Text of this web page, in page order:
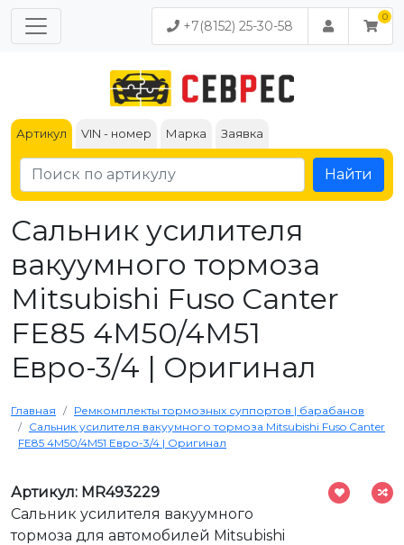
+7(8152) 25-30-58
Артикул VIN - номер Марка Заявка
Найти
Сальник усилителя
вакуумного тормоза
Mitsubishi Fuso Canter
FE85 4M50/4M51
Евро-3/4 | Оригинал
Главная
Ремкомплекты тормозных суппортов | барабанов
Сальник усилителя вакуумного тормоза Mitsubishi Fuso Canter
FE85 4M50/4M51 Евро-3/4 | Оригинал
Артикул: MR493229
Сальник усилителя вакуумного
тормоза для автомобилей Mitsubishi